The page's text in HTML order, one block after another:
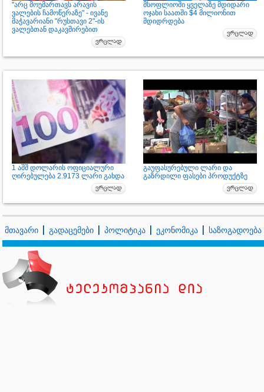
"არც მოუმართავს არავის
ვალების ჩამოწერაზე" - ივანე
მაჭავარიანი "რუსთავი 2"-ის
ვალებთან დაკავშირებით
მსოფლიოში ყველაზე მდიდარი
ოჯახი საათში $4 მილიონით
მდიდრდება
1 აშშ დოლარის ოფიციალური
ღირებულება 2.9173 ლარი გახდა
გაუფასურებული ლარი და
გაზრდილი ფასები პროდუქტზე
მთავარი გადაცემები პოლიტიკა ეკონომიკა საზოგადოება